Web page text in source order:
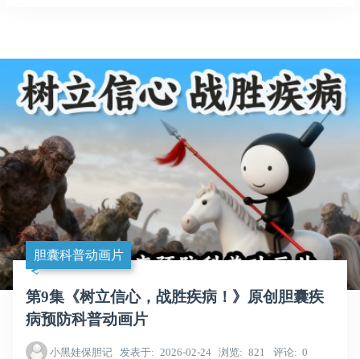
胆囊科普动画片
第9集《树立信心，战胜疾病！》原创胆囊疾
病预防科普动画片
小黑娃保胆记 发表于 2026-02-24 浏览 821 评论 0